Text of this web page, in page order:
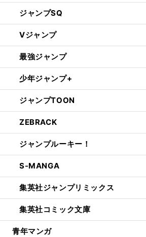
ジャンプSQ
Vジャンプ
最強ジャンプ
少年ジャンプ+
ジャンプTOON
ZEBRACK
ジャンプルーキー！
S-MANGA
集英社ジャンプリミックス
集英社コミック文庫
青年マンガ